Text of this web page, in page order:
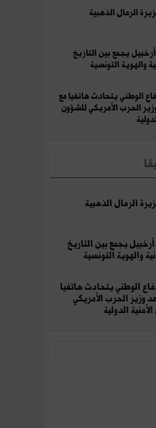
الرمال الذهبية
يجمع بين التاريخ
والهوية التونسية
الوطني يتحادث هاتفيا مع
الحرب الأمريكي للشؤون
الرمال الذهبية
يجمع بين التاريخ
والهوية التونسية
الوطني يتحادث هاتفيا
وزير الحرب الأمريكي
الدولية